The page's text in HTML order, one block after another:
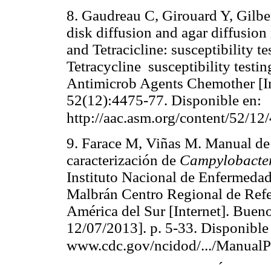
8. Gaudreau C, Girouard Y,
disk diffusion and agar
and Tetracicline: susceptibility
Tetracycline susceptibility
Antimicrob Agents Chemother
52(12):4475-77. Disponible en:
http://aac.asm.org/content/52/
9. Farace M, Viñas M. Manual
caracterización de
Instituto Nacional de
Malbrán Centro Regional de
América del Sur [Internet].
12/07/2013]. p. 5-33. Disponible
www.cdc.gov/ncidod/.../